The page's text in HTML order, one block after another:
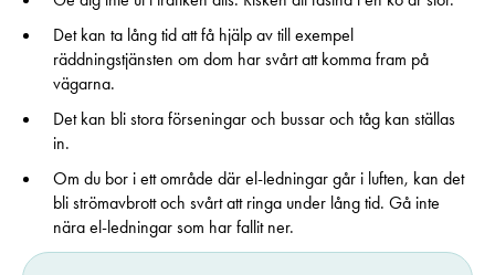
Det kan ta lång tid att få hjälp av till exempel
räddningstjänsten om dom har svårt att komma fram på
vägarna.
Det kan bli stora förseningar och bussar och tåg kan ställas
in.
Om du bor i ett område där el-ledningar går i luften, kan det
bli strömavbrott och svårt att ringa under lång tid. Gå inte
nära el-ledningar som har fallit ner.